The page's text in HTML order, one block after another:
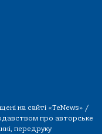
на сайті «TeNews» /
про авторське
передруку